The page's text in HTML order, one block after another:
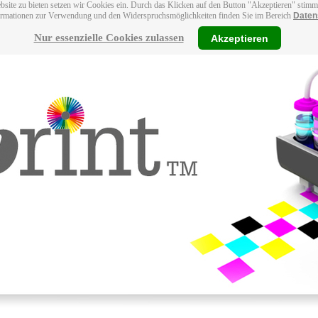
zu bieten setzen wir Cookies ein. Durch das Klicken auf den Button "Akzeptieren"
zur Verwendung und den Widerspruchsmöglichkeiten finden Sie im Bereich
Nur essenzielle Cookies zulassen Akzeptieren